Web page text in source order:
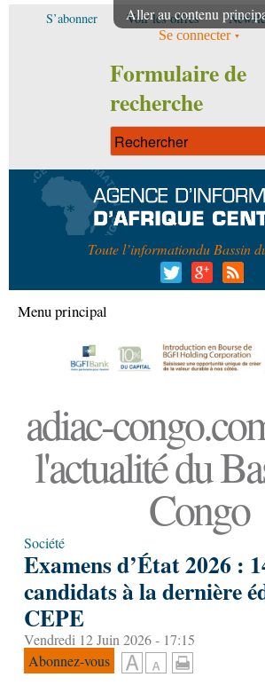
Aller au contenu
S’abonner Voir les offres
Se connecter
Formulaire de
recherche
Toute l’informationdu Bassin
Menu principal
adiac-
l'actualité du
Congo
Société
Examens d’État 2026 :
candidats à la dernière
CEPE
Vendredi 12 Juin 2026 - 17:15
Abonnez-vous